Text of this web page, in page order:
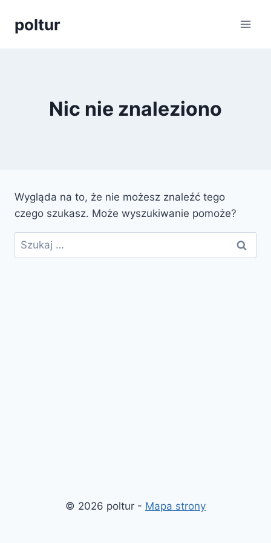
poltur
Nic nie znaleziono
Wygląda na to, że nie możesz znaleźć tego
czego szukasz. Może wyszukiwanie pomoże?
Szukaj:
© 2026 poltur - Mapa strony